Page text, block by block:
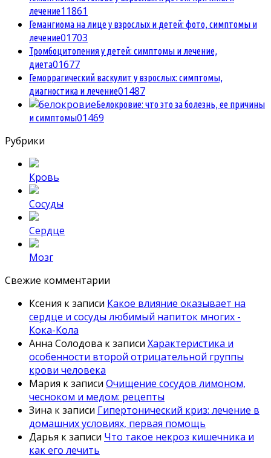
лечение1 1861
Гемангиома на лице у взрослых и детей: фото, симптомы и
лечение01703
Тромбоцитопения у детей: симптомы и лечение,
диета01677
Геморрагический васкулит у взрослых: симптомы,
диагностика и лечение01487
Белокровие: что это за болезнь, ее причины
и симптомы01469
Рубрики
Кровь
Сосуды
Сердце
Мозг
Свежие комментарии
Ксения к записи Какое влияние оказывает на
сердце и сосуды любимый напиток многих -
Кока-Кола
Анна Солодова к записи Характеристика и
особенности второй отрицательной группы
крови человека
Мария к записи Очищение сосудов лимоном,
чесноком и медом: рецепты
Зина к записи Гипертонический криз: лечение в
домашних условиях, первая помощь
Дарья к записи Что такое некроз кишечника и
как его лечить